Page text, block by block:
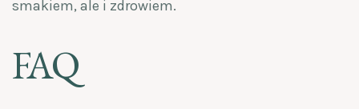
smakiem, ale i zdrowiem.
FAQ